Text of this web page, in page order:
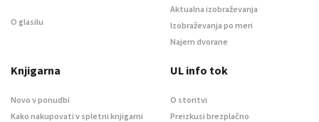
O glasilu
Aktualna izobraževanja
Izobraževanja po meri
Najem dvorane
Knjigarna
Novo v ponudbi
Kako nakupovati v spletni knjigarni
UL info tok
O storitvi
Preizkusi brezplačno